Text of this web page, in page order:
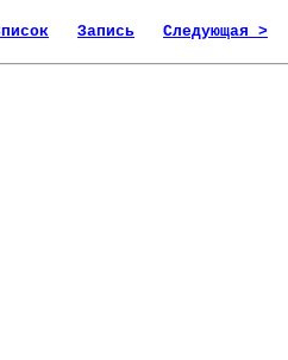
Запись Следующая >